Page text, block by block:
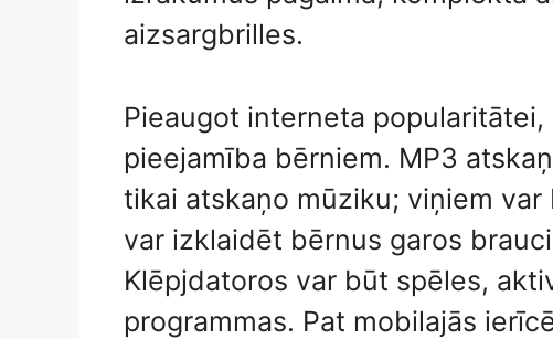
aizsargbrilles.
Pieaugot interneta
pieejamība bērniem. MP3
tikai atskaņo mūziku; viņiem
var izklaidēt bērnus garos
Klēpjdatoros var būt spēles,
programmas. Pat mobilajās